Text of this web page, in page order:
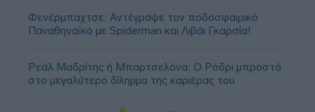
Φενέρμπαχτσε: Αντέγραψε τον ποδοσφαιρικό
Παναθηναϊκό με Spiderman και Λιβάι Γκαρσία!
Ρεάλ Μαδρίτης ή Μπαρτσελόνα; Ο Ρόδρι μπροστά
στο μεγαλύτερο δίλημμα της καριέρας του